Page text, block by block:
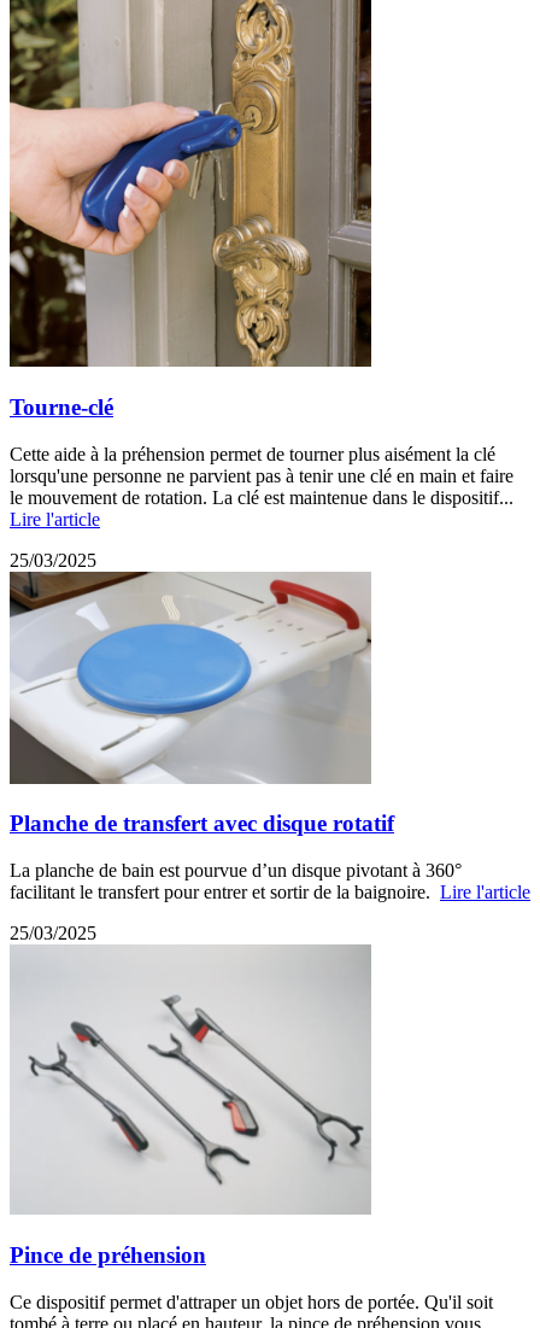
Tourne-clé
Cette aide à la préhension permet de tourner plus aisément la clé
lorsqu'une personne ne parvient pas à tenir une clé en main et faire
le mouvement de rotation. La clé est maintenue dans le dispositif...
Lire l'article
25/03/2025
Planche de transfert avec disque rotatif
La planche de bain est pourvue d’un disque pivotant à 360°
facilitant le transfert pour entrer et sortir de la baignoire. Lire l'article
25/03/2025
Pince de préhension
Ce dispositif permet d'attraper un objet hors de portée. Qu'il soit
tombé à terre ou placé en hauteur, la pince de préhension vous